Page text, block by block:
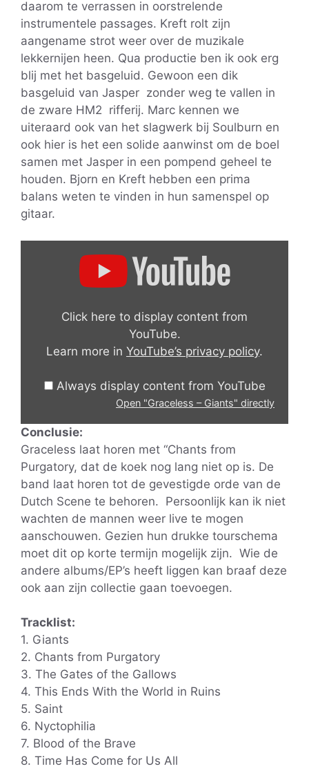
daarom te verrassen in oorstrelende
instrumentele passages. Kreft rolt zijn
aangename strot weer over de muzikale
lekkernijen heen. Qua productie ben ik ook erg
blij met het basgeluid. Gewoon een dik
basgeluid van Jasper zonder weg te vallen in
de zware HM2 rifferij. Marc kennen we
uiteraard ook van het slagwerk bij Soulburn en
ook hier is het een solide aanwinst om de boel
samen met Jasper in een pompend geheel te
houden. Bjorn en Kreft hebben een prima
balans weten te vinden in hun samenspel op
gitaar.
"Graceless
Click here to display content from
YouTube.
Learn more in YouTube’s privacy policy.
Always display content from YouTube
Open "Graceless – Giants" directly
Conclusie:
Graceless laat horen met “Chants from
Purgatory, dat de koek nog lang niet op is. De
band laat horen tot de gevestigde orde van de
Dutch Scene te behoren. Persoonlijk kan ik niet
wachten de mannen weer live te mogen
aanschouwen. Gezien hun drukke tourschema
moet dit op korte termijn mogelijk zijn. Wie de
andere albums/EP’s heeft liggen kan braaf deze
ook aan zijn collectie gaan toevoegen.
Tracklist:
1. Giants
2. Chants from Purgatory
3. The Gates of the Gallows
4. This Ends With the World in Ruins
5. Saint
6. Nyctophilia
7. Blood of the Brave
8. Time Has Come for Us All